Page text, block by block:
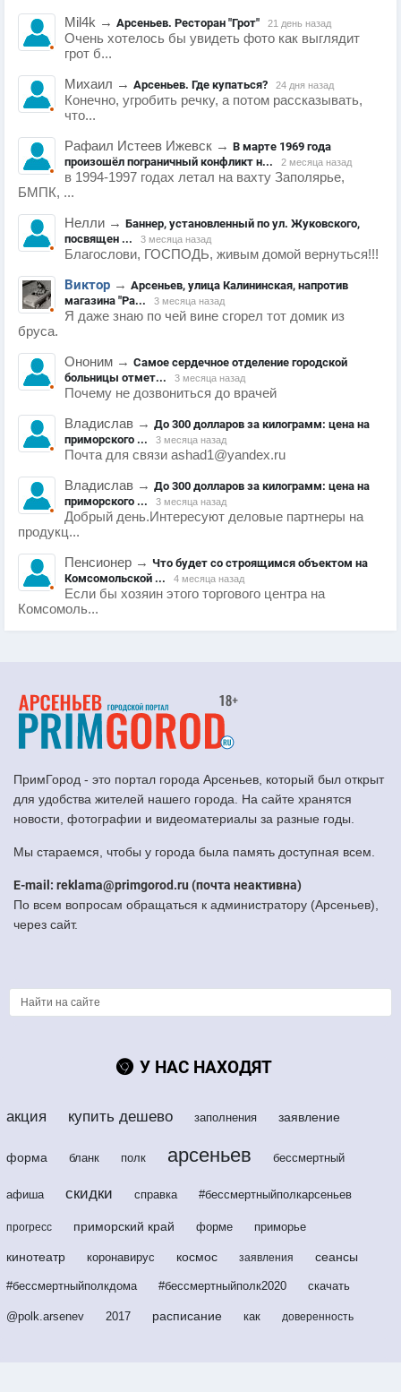
Mil4k → Арсеньев. Ресторан "Грот" 21 день назад
Очень хотелось бы увидеть фото как выглядит
грот б...
Михаил → Арсеньев. Где купаться? 24 дня назад
Конечно, угробить речку, а потом рассказывать,
что...
Рафаил Истеев Ижевск → В марте 1969 года
произошёл пограничный конфликт н...
2 месяца назад
в 1994-1997 годах летал на вахту Заполярье,
БМПК, ...
Нелли → Баннер, установленный по ул. Жуковского,
посвящен ...
3 месяца назад
Благослови, ГОСПОДЬ, живым домой вернуться!!!
Виктор → Арсеньев, улица Калининская, напротив
магазина "Ра...
3 месяца назад
Я даже знаю по чей вине сгорел тот домик из
бруса.
Ононим → Самое сердечное отделение городской
больницы отмет...
3 месяца назад
Почему не дозвониться до врачей
Владислав → До 300 долларов за килограмм: цена на
приморского ...
3 месяца назад
Почта для связи ashad1@yandex.ru
Владислав → До 300 долларов за килограмм: цена на
приморского ...
3 месяца назад
Добрый день.Интересуют деловые партнеры на
продукц...
Пенсионер → Что будет со строящимся объектом на
Комсомольской ...
4 месяца назад
Если бы хозяин этого торгового центра на
Комсомоль...
ПримГород - это портал города Арсеньев, который был открыт
для удобства жителей нашего города. На сайте хранятся
новости, фотографии и видеоматериалы за разные годы.
Мы стараемся, чтобы у города была память доступная всем.
E-mail: reklama@primgorod.ru (почта неактивна)
По всем вопросам обращаться к администратору (Арсеньев),
через сайт.
У НАС НАХОДЯТ
акция купить дешево заполнения заявление
форма бланк полк арсеньев бессмертный
афиша скидки справка #бессмертныйполкарсеньев
прогресс приморский край форме приморье
кинотеатр коронавирус космос заявления сеансы
#бессмертныйполкдома #бессмертныйполк2020 скачать
@polk.arsenev 2017 расписание как доверенность